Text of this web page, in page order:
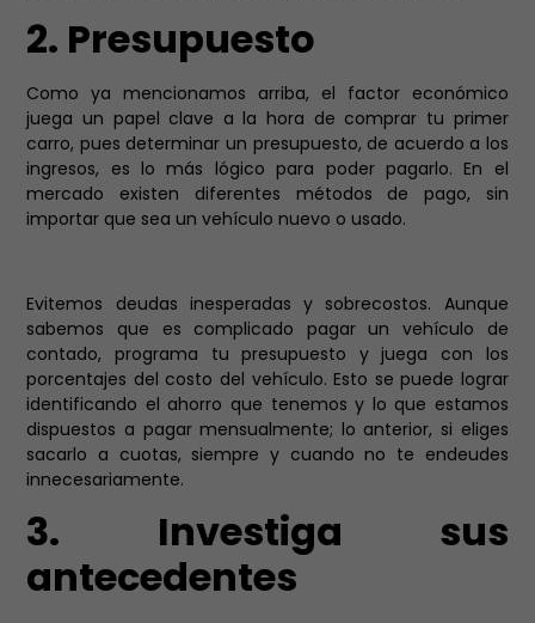
2. Presupuesto
Como ya mencionamos arriba, el factor económico
juega un papel clave a la hora de comprar tu primer
carro, pues determinar un presupuesto, de acuerdo a los
ingresos, es lo más lógico para poder pagarlo. En el
mercado existen diferentes métodos de pago, sin
importar que sea un vehículo nuevo o usado.
Evitemos deudas inesperadas y sobrecostos. Aunque
sabemos que es complicado pagar un vehículo de
contado, programa tu presupuesto y juega con los
porcentajes del costo del vehículo. Esto se puede lograr
identificando el ahorro que tenemos y lo que estamos
dispuestos a pagar mensualmente; lo anterior, si eliges
sacarlo a cuotas, siempre y cuando no te endeudes
innecesariamente.
3. Investiga sus
antecedentes